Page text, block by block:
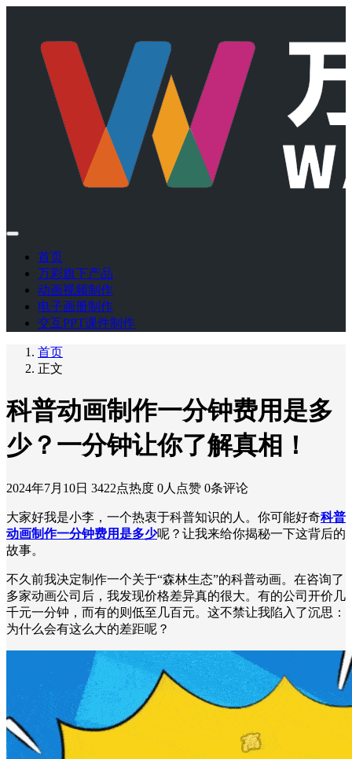
首页
万彩旗下产品
动画视频制作
电子画册制作
交互PPT课件制作
首页
正文
科普动画制作一分钟费用是多
少？一分钟让你了解真相！
2024年7月10日 3422点热度 0人点赞 0条评论
大家好我是小李，一个热衷于科普知识的人。你可能好奇科普
动画制作一分钟费用是多少呢？让我来给你揭秘一下这背后的
故事。
不久前我决定制作一个关于“森林生态”的科普动画。在咨询了
多家动画公司后，我发现价格差异真的很大。有的公司开价几
千元一分钟，而有的则低至几百元。这不禁让我陷入了沉思：
为什么会有这么大的差距呢？